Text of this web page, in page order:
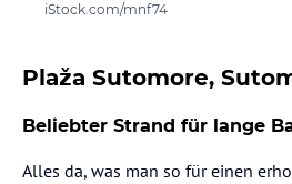
iStock.com/mnf74
Plaža Sutomore,
Beliebter Strand für lange
Alles da, was man so für einen